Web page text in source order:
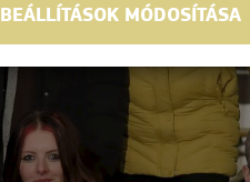
BEÁLLÍTÁSOK MÓDOSÍTÁSA